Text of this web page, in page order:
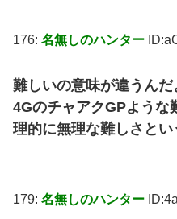
176: 名無しのハンター
難しいの意味が違うんだ
4GのチャアクGPような
理的に無理な難しさとい
179: 名無しのハンター